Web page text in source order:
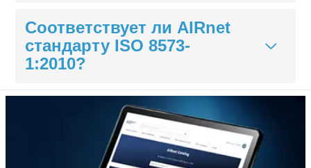
Соответствует ли AIRnet
стандарту ISO 8573-
1:2010?